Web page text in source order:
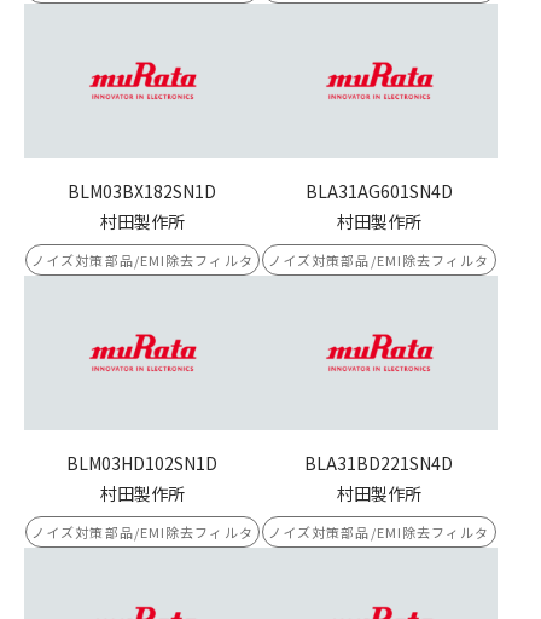
BLM03BX182SN1D
村田製作所
ノイズ対策部品/EMI除去フィルタ
BLA31AG601SN4D
村田製作所
ノイズ対策部品/EMI除去フィルタ
BLM03HD102SN1D
村田製作所
ノイズ対策部品/EMI除去フィルタ
BLA31BD221SN4D
村田製作所
ノイズ対策部品/EMI除去フィルタ